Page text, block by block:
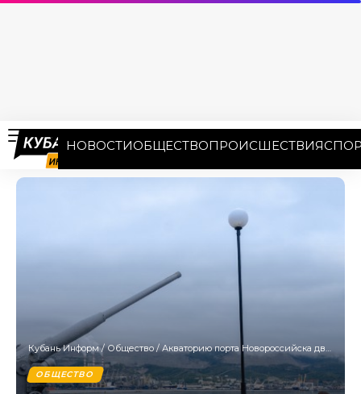
НОВОСТИОБЩЕСТВОПРОИСШЕСТВИЯ
Кубань Информ/Общество/Акваторию порта Новороссийска дважды перекроют из-за военных учений 19 мая
ОБЩЕСТВО